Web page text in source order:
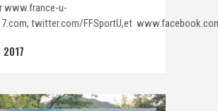
www.france-u-
twitter.com/FFSportU,et